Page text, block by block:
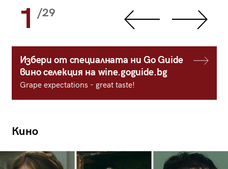
1 /29
Избери от специалната ни Go Guide
вино селекция на wine.goguide.bg
Grape expectations - great taste!
Кино